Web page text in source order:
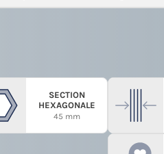
SECTION
HEXAGONALE
45 mm